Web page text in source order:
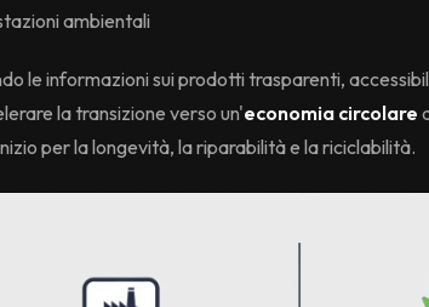
ambientali
le informazioni sui prodotti trasparenti,
la transizione verso un'economia circolare
per la longevità, la riparabilità e la riciclabilità.